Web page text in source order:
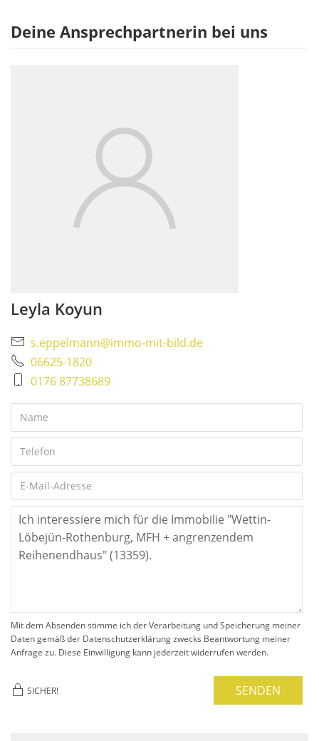
Deine Ansprechpartnerin bei uns
Leyla Koyun
s.eppelmann@immo-mit-bild.de
06625-1820
0176 87738689
Mit dem Absenden stimme ich der Verarbeitung und Speicherung meiner
Daten gemäß der Datenschutzerklärung zwecks Beantwortung meiner
Anfrage zu. Diese Einwilligung kann jederzeit widerrufen werden.
SICHER! SENDEN